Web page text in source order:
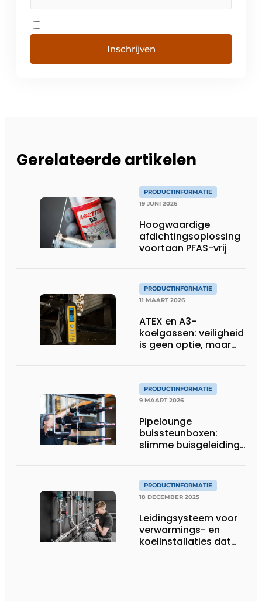
Inschrijven
Gerelateerde artikelen
PRODUCTINFORMATIE
19 JUNI 2026
Hoogwaardige
afdichtingsoplossing
voortaan PFAS-vrij
PRODUCTINFORMATIE
11 MAART 2026
ATEX en A3-
koelgassen: veiligheid
is geen optie, maar
PRODUCTINFORMATIE
9 MAART 2026
Pipelounge
buissteunboxen:
slimme buisgeleiding
installatie
PRODUCTINFORMATIE
18 DECEMBER 2025
Leidingsysteem voor
verwarmings- en
koelinstallaties dat